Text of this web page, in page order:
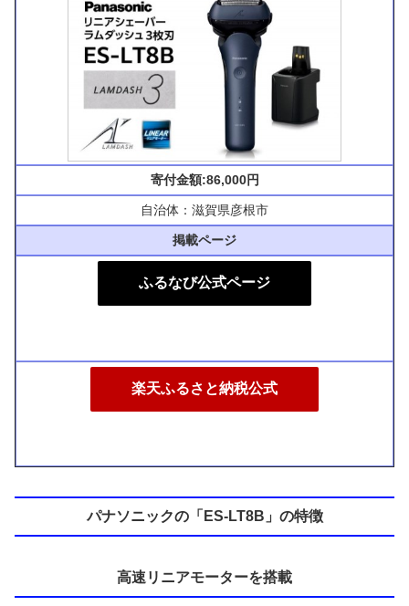
寄付金額:86,000円
自治体：滋賀県彦根市
掲載ページ
ふるなび公式ページ
楽天ふるさと納税公式
パナソニックの「ES-LT8B」の特徴
高速リニアモーターを搭載